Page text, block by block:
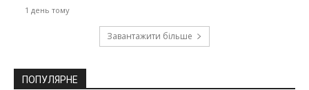
1 день тому
Завантажити більше
ПОПУЛЯРНЕ